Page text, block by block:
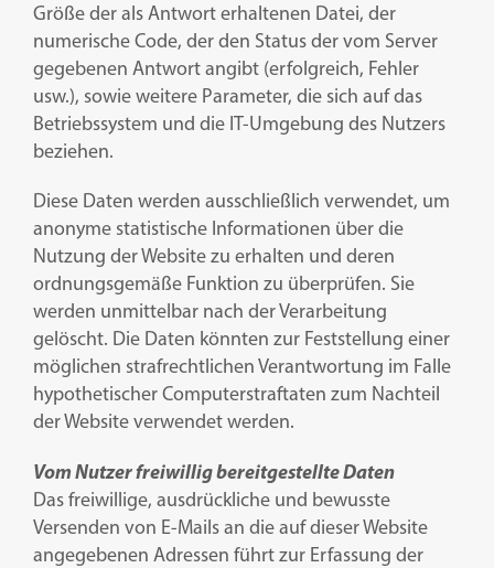
Größe der als Antwort erhaltenen Datei, der
numerische Code, der den Status der vom Server
gegebenen Antwort angibt (erfolgreich, Fehler
usw.), sowie weitere Parameter, die sich auf das
Betriebssystem und die IT-Umgebung des Nutzers
beziehen.
Diese Daten werden ausschließlich verwendet, um
anonyme statistische Informationen über die
Nutzung der Website zu erhalten und deren
ordnungsgemäße Funktion zu überprüfen. Sie
werden unmittelbar nach der Verarbeitung
gelöscht. Die Daten könnten zur Feststellung einer
möglichen strafrechtlichen Verantwortung im Falle
hypothetischer Computerstraftaten zum Nachteil
der Website verwendet werden.
Vom Nutzer freiwillig bereitgestellte Daten
Das freiwillige, ausdrückliche und bewusste
Versenden von E-Mails an die auf dieser Website
angegebenen Adressen führt zur Erfassung der